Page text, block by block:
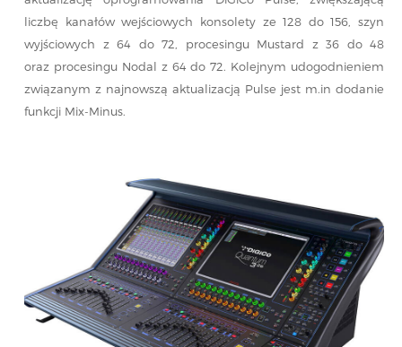
liczbę kanałów wejściowych konsolety ze 128 do 156, szyn
wyjściowych z 64 do 72, procesingu Mustard z 36 do 48
oraz procesingu Nodal z 64 do 72. Kolejnym udogodnieniem
związanym z najnowszą aktualizacją Pulse jest m.in dodanie
funkcji Mix-Minus.